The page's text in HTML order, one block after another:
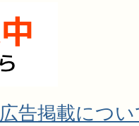
広告掲載につ